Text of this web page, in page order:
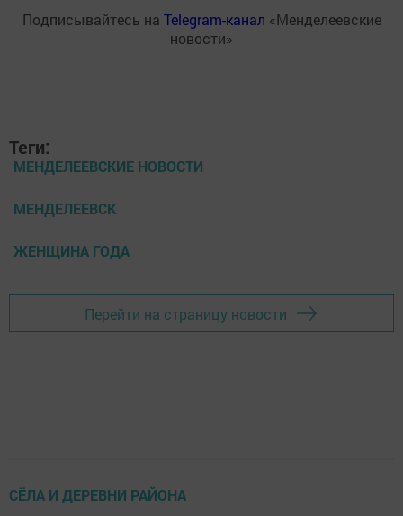
Подписывайтесь на Telegram-канал «Менделеевские
новости»
Теги:
МЕНДЕЛЕЕВСКИЕ НОВОСТИ
МЕНДЕЛЕЕВСК
ЖЕНЩИНА ГОДА
Перейти на страницу новости
СЁЛА И ДЕРЕВНИ РАЙОНА